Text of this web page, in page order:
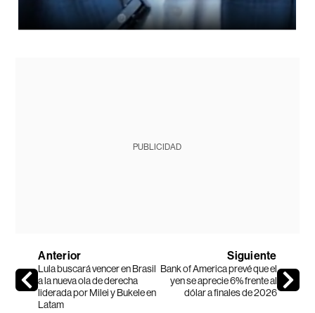
PUBLICIDAD
Anterior
Lula buscará vencer en Brasil
a la nueva ola de derecha
liderada por Milei y Bukele en
Latam
Siguiente
Bank of America prevé que el
yen se aprecie 6% frente al
dólar a finales de 2026